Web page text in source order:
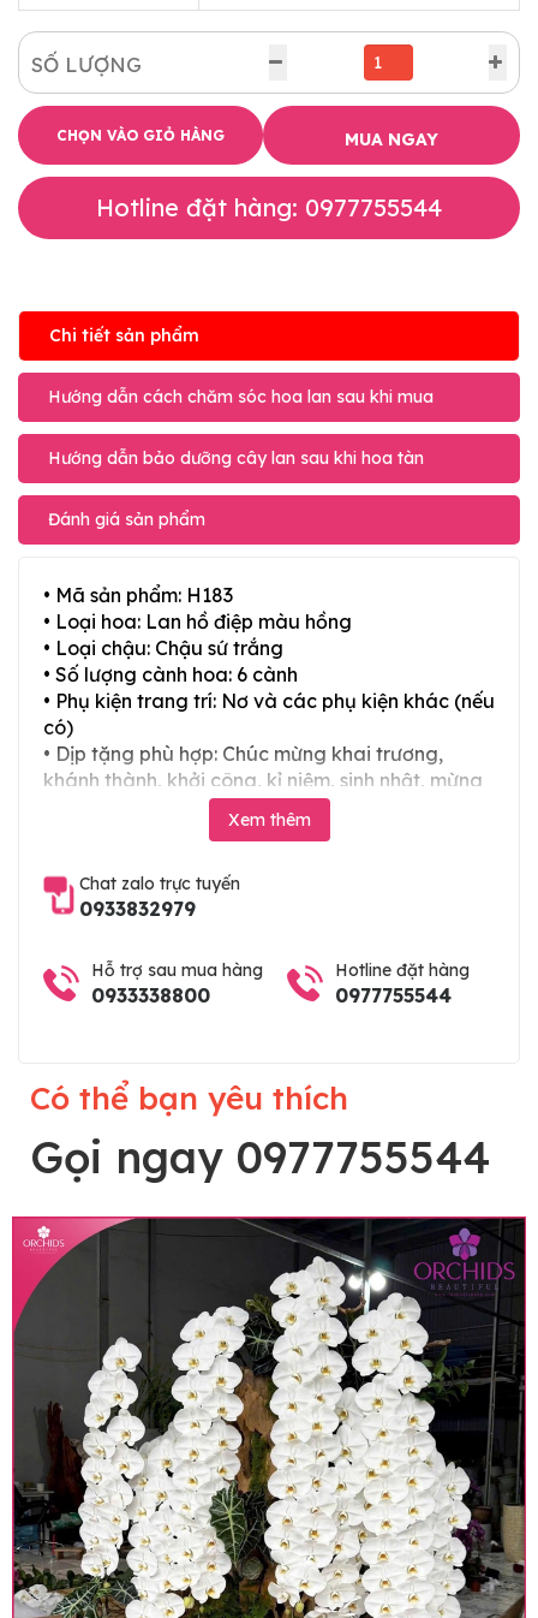
SỐ LƯỢNG
CHỌN VÀO GIỎ HÀNG MUA NGAY
Hotline đặt hàng: 0977755544
Chi tiết sản phẩm
Hướng dẫn cách chăm sóc hoa lan sau khi mua
Hướng dẫn bảo dưỡng cây lan sau khi hoa tàn
Đánh giá sản phẩm
• Mã sản phẩm: H183
• Loại hoa: Lan hồ điệp màu hồng
• Loại chậu: Chậu sứ trắng
• Số lượng cành hoa: 6 cành
• Phụ kiện trang trí: Nơ và các phụ kiện khác (nếu
có)
• Dịp tặng phù hợp: Chúc mừng khai trương,
khánh thành, khởi công, kỉ niệm, sinh nhật, mừng
thọ, mừng cưới, tân gia và các ngày lễ tết trong
Lưu ý trước khi đặt hàng
• Về cây hoa: Một chậu hoa lan hồ điệp đẹp và
hoàn chỉnh sẽ được phối ghép từ nhiều cây hoa
và tạo dáng hoàn toàn thủ công nên có thể sẽ
khác nhau đôi chút giữa sản phẩm thực tế và
Xem thêm
Chat zalo trực tuyến
0933832979
Hỗ trợ sau mua hàng
0933338800
Hotline đặt hàng
0977755544
Có thể bạn yêu thích
Gọi ngay 0977755544